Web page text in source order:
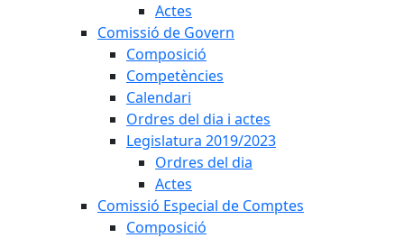
Actes
Comissió de Govern
Composició
Competències
Calendari
Ordres del dia i actes
Legislatura 2019/2023
Ordres del dia
Actes
Comissió Especial de Comptes
Composició